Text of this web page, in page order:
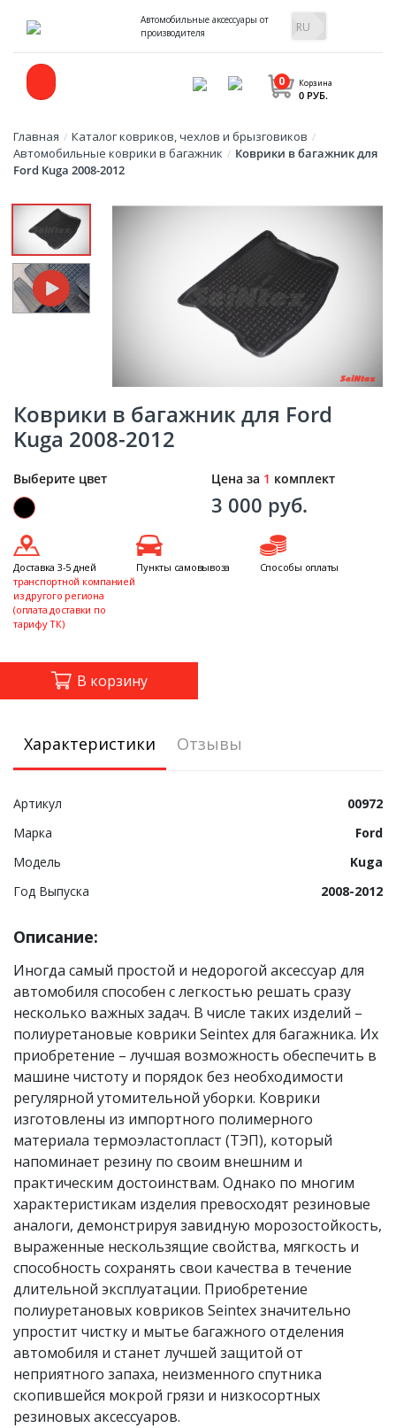
Автомобильные аксессуары от
производителя
Корзина
0
0 РУБ.
Главная / Каталог ковриков, чехлов и брызговиков /
Автомобильные коврики в багажник / Коврики в багажник для
Ford Kuga 2008-2012
Коврики в багажник для Ford
Kuga 2008-2012
Выберите цвет Цена за 1 комплект
3 000 руб.
В корзину
Доставка 3-5 дней
транспортной компанией
из другого региона
(оплата доставки по
тарифу ТК)
Пункты самовывоза Способы оплаты
Характеристики Отзывы
Артикул
00972
Марка
Ford
Модель
Kuga
Год Выпуска
2008-2012
Описание:
Иногда самый простой и недорогой аксессуар для
автомобиля способен с легкостью решать сразу
несколько важных задач. В числе таких изделий –
полиуретановые коврики Seintex для багажника. Их
приобретение – лучшая возможность обеспечить в
машине чистоту и порядок без необходимости
регулярной утомительной уборки. Коврики
изготовлены из импортного полимерного
материала термоэластопласт (ТЭП), который
напоминает резину по своим внешним и
практическим достоинствам. Однако по многим
характеристикам изделия превосходят резиновые
аналоги, демонстрируя завидную морозостойкость,
выраженные нескользящие свойства, мягкость и
способность сохранять свои качества в течение
длительной эксплуатации. Приобретение
полиуретановых ковриков Seintex значительно
упростит чистку и мытье багажного отделения
автомобиля и станет лучшей защитой от
неприятного запаха, неизменного спутника
скопившейся мокрой грязи и низкосортных
резиновых аксессуаров.